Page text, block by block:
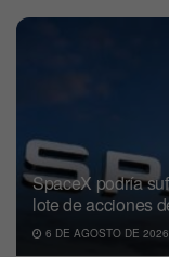
SpaceX podría
lote de acciones
6 DE AGOSTO DE 2026